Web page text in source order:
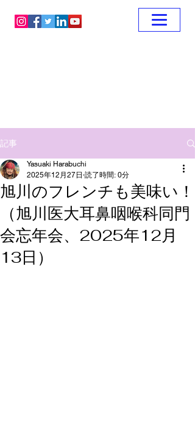
記事
旭川のフレンチも美味い！
（旭川医大耳鼻咽喉科同門
会忘年会、2025年12月
13日）
Yasuaki Harabuchi
2025年12月27日 読了時間: 0分